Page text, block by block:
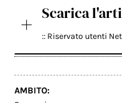
Scarica
:: Riservato utenti
AMBITO: